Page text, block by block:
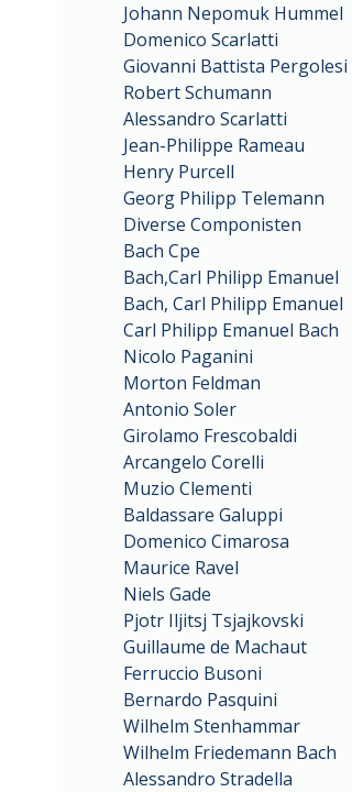
Johann Nepomuk Hummel
Domenico Scarlatti
Giovanni Battista Pergolesi
Robert Schumann
Alessandro Scarlatti
Jean-Philippe Rameau
Henry Purcell
Georg Philipp Telemann
Diverse Componisten
Bach Cpe
Bach,Carl Philipp Emanuel
Bach, Carl Philipp Emanuel
Carl Philipp Emanuel Bach
Nicolo Paganini
Morton Feldman
Antonio Soler
Girolamo Frescobaldi
Arcangelo Corelli
Muzio Clementi
Baldassare Galuppi
Domenico Cimarosa
Maurice Ravel
Niels Gade
Pjotr Iljitsj Tsjajkovski
Guillaume de Machaut
Ferruccio Busoni
Bernardo Pasquini
Wilhelm Stenhammar
Wilhelm Friedemann Bach
Alessandro Stradella